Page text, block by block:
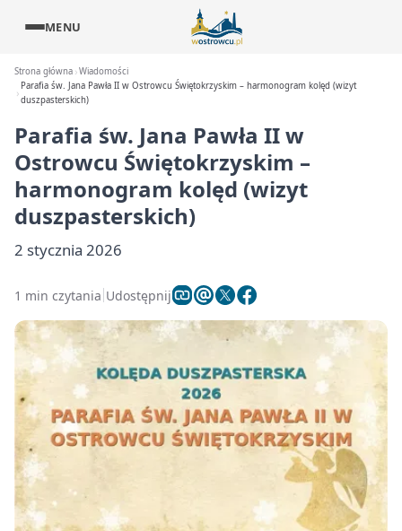
MENU
Strona główna Wiadomości
Parafia św. Jana Pawła II w Ostrowcu Świętokrzyskim – harmonogram kolęd (wizyt
duszpasterskich)
Parafia św. Jana Pawła II w
Ostrowcu Świętokrzyskim –
harmonogram kolęd (wizyt
duszpasterskich)
2 stycznia 2026
1 min czytania Udostępnij